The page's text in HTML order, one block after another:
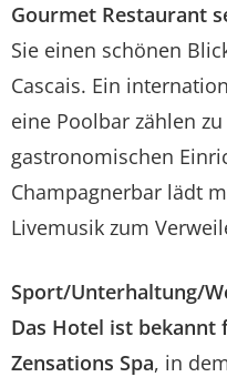
Gourmet Restaurant
Sie einen schönen
Cascais. Ein
eine Poolbar zählen
gastronomischen
Champagnerbar lädt
Livemusik zum
Sport/Unterhaltung/
Das Hotel ist bekannt
Zensations Spa, in